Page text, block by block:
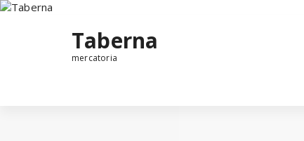
Taberna
mercatoria